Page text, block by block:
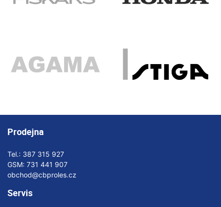
Prodejna
Tel.: 387 315 927
GSM: 731 441 907
obchod@cbproles.cz
Servis